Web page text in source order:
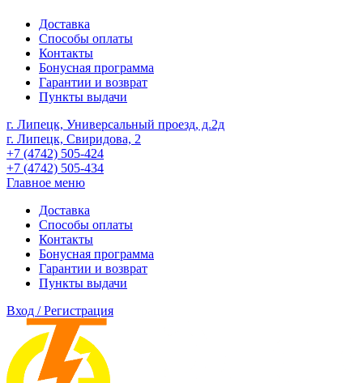
Доставка
Способы оплаты
Контакты
Бонусная программа
Гарантии и возврат
Пункты выдачи
г. Липецк, Универсальный проезд, д.2д
г. Липецк, Свиридова, 2
+7 (4742) 505-424
+7 (4742) 505-434
Главное меню
Доставка
Способы оплаты
Контакты
Бонусная программа
Гарантии и возврат
Пункты выдачи
Вход / Регистрация